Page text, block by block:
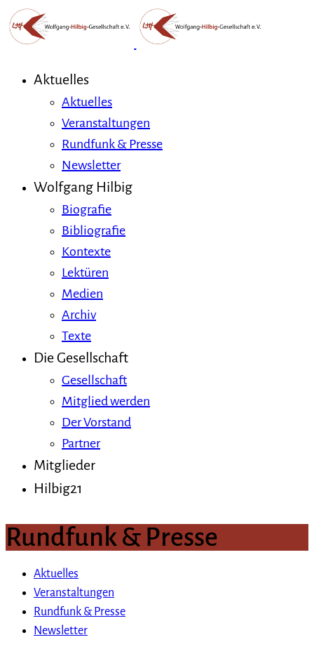
Aktuelles
Aktuelles
Veranstaltungen
Rundfunk & Presse
Newsletter
Wolfgang Hilbig
Biografie
Bibliografie
Kontexte
Lektüren
Medien
Archiv
Texte
Die Gesellschaft
Gesellschaft
Mitglied werden
Der Vorstand
Partner
Mitglieder
Hilbig21
Rundfunk & Presse
Aktuelles
Veranstaltungen
Rundfunk & Presse
Newsletter